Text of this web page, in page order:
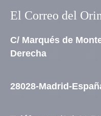
El Correo del
C/ Marqués de
Derecha
28028-Madrid-